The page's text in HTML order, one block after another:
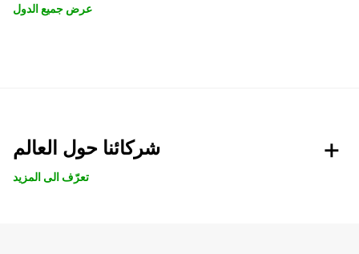
عرض جميع الدول
شركائنا حول العالم
تعرّف الى المزيد